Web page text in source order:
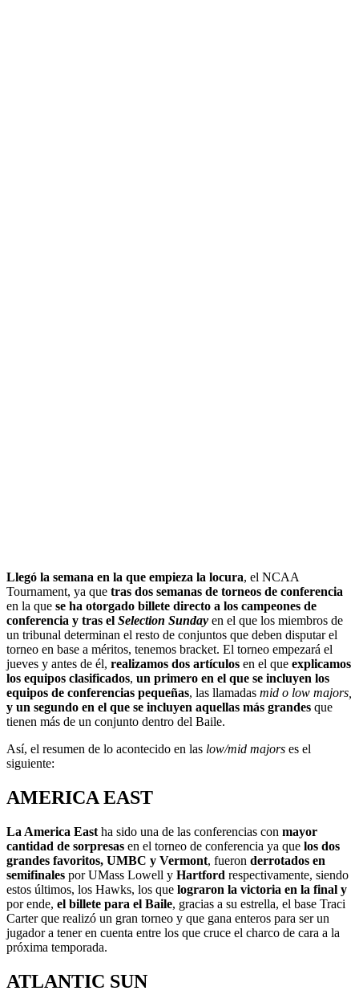
Llegó la semana en la que empieza la locura, el NCAA
Tournament, ya que tras dos semanas de torneos de conferencia
en la que se ha otorgado billete directo a los campeones de
conferencia y tras el Selection Sunday en el que los miembros de
un tribunal determinan el resto de conjuntos que deben disputar el
torneo en base a méritos, tenemos bracket. El torneo empezará el
jueves y antes de él, realizamos dos artículos en el que explicamos
los equipos clasificados, un primero en el que se incluyen los
equipos de conferencias pequeñas, las llamadas mid o low majors,
y un segundo en el que se incluyen aquellas más grandes que
tienen más de un conjunto dentro del Baile.
Así, el resumen de lo acontecido en las low/mid majors es el
siguiente:
AMERICA EAST
La America East ha sido una de las conferencias con mayor
cantidad de sorpresas en el torneo de conferencia ya que los dos
grandes favoritos, UMBC y Vermont, fueron derrotados en
semifinales por UMass Lowell y Hartford respectivamente, siendo
estos últimos, los Hawks, los que lograron la victoria en la final y
por ende, el billete para el Baile, gracias a su estrella, el base Traci
Carter que realizó un gran torneo y que gana enteros para ser un
jugador a tener en cuenta entre los que cruce el charco de cara a la
próxima temporada.
ATLANTIC SUN